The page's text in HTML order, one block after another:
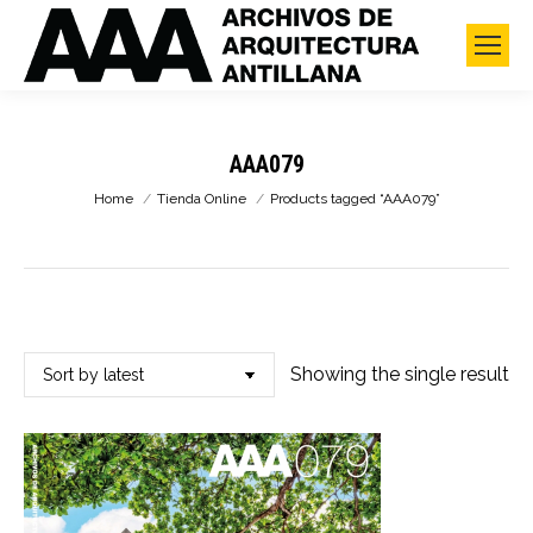
AAA079
You are here:
Home Tienda Online Products tagged “AAA079”
Showing the single result